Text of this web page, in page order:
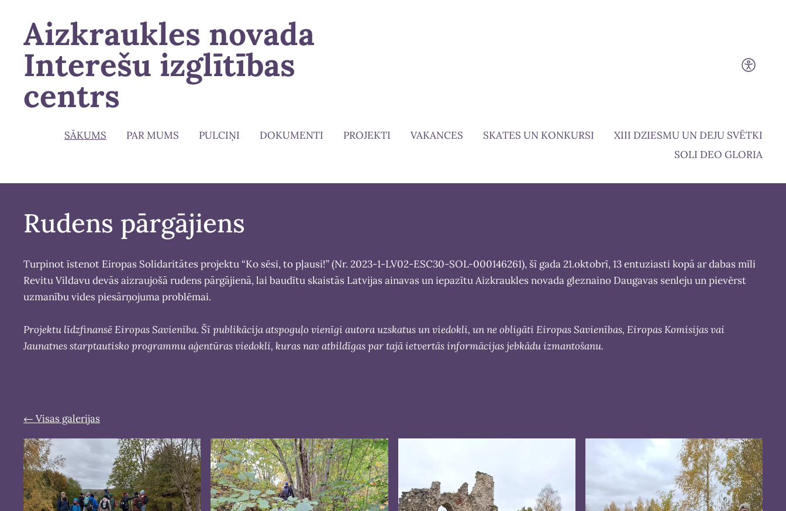
Aizkraukles novada
Interešu izglītības
centrs
SĀKUMS PAR MUMS PULCIŅI DOKUMENTI PROJEKTI VAKANCES SKATES UN KONKURSI
XIII DZIESMU UN DEJU SVĒTKI
SOLI DEO GLORIA
Rudens pārgājiens
Turpinot īstenot Eiropas Solidaritātes projektu “Ko sēsi, to pļausi!” (Nr. 2023-1-LV02-ESC30-SOL-000146261), šī gada 21.oktobrī, 13 entuziasti kopā ar dabas mīli
Revitu Vildavu devās aizraujošā rudens pārgājienā, lai baudītu skaistās Latvijas ainavas un iepazītu Aizkraukles novada gleznaino Daugavas senleju un pievērst
uzmanību vides piesārņojuma problēmai.
Projektu līdzfinansē Eiropas Savienība. Šī publikācija atspoguļo vienīgi autora uzskatus un viedokli, un ne obligāti Eiropas Savienības, Eiropas Komisijas vai
Jaunatnes starptautisko programmu aģentūras viedokli, kuras nav atbildīgas par tajā ietvertās informācijas jebkādu izmantošanu.
Visas galerijas